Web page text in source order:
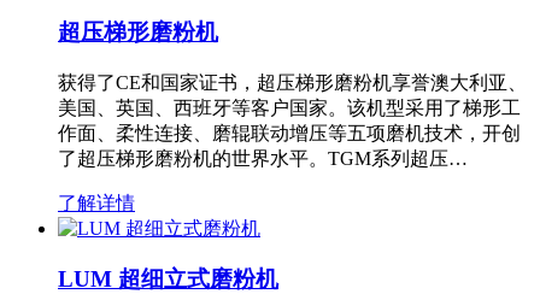
超压梯形磨粉机
获得了CE和国家证书，超压梯形磨粉机享誉澳大利亚、
美国、英国、西班牙等客户国家。该机型采用了梯形工
作面、柔性连接、磨辊联动增压等五项磨机技术，开创
了超压梯形磨粉机的世界水平。TGM系列超压…
了解详情
LUM 超细立式磨粉机